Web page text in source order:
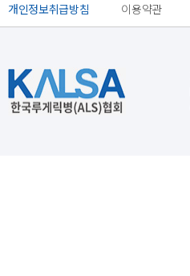
개인정보취급방침 이용약관